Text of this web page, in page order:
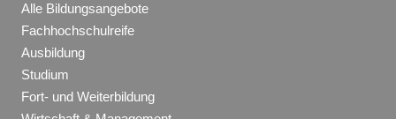
Alle Bildungsangebote
Fachhochschulreife
Ausbildung
Studium
Fort- und Weiterbildung